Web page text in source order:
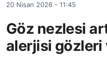
20 Nisan 2026 - 11:45
Göz nezlesi
alerjisi